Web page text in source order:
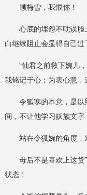
顾梅雪，我恨你！
心底的埋怨不耽误
白继续阻止会显得自己过
“仙君之前救下婉儿
我铭记于心；为表心意，
令狐寒的本意，是
间，不让他学习妖族文字
站在令狐婉的角度，
母后不是喜欢上这
状态！